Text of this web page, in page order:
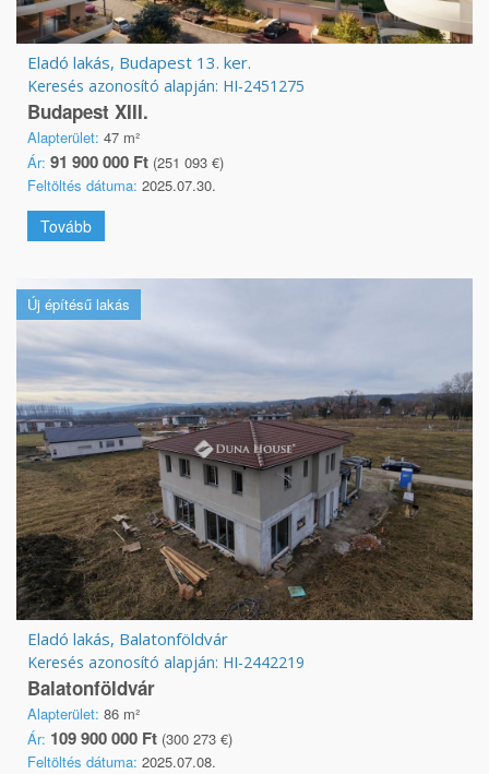
Eladó lakás, Budapest 13. ker.
Keresés azonosító alapján: HI-2451275
Budapest XIII.
Alapterület: 47 m²
Ár: 91 900 000 Ft (251 093 €)
Feltöltés dátuma: 2025.07.30.
Tovább
Új építésű lakás
Eladó lakás, Balatonföldvár
Keresés azonosító alapján: HI-2442219
Balatonföldvár
Alapterület: 86 m²
Ár: 109 900 000 Ft (300 273 €)
Feltöltés dátuma: 2025.07.08.